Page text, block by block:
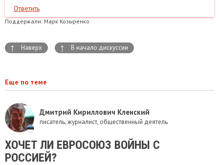
Ответить
Поддержали: Марк Козыренко
↑ Наверх ↑ В начало дискуссии
Еще по теме
Дмитрий Кириллович Кленский
писатель, журналист, общественный деятель
ХОЧЕТ ЛИ ЕВРОСОЮЗ ВОЙНЫ С
РОССИЕЙ?